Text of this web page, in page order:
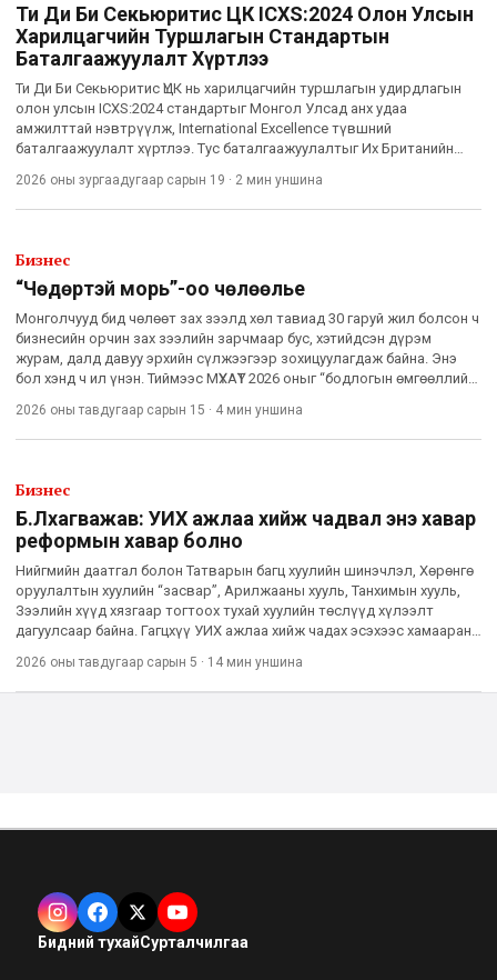
Ти Ди Би Секьюритис ҮЦК ICXS:2024 Олон Улсын
Харилцагчийн Туршлагын Стандартын
Баталгаажуулалт Хүртлээ
Ти Ди Би Секьюритис ҮЦК нь харилцагчийн туршлагын удирдлагын
олон улсын ICXS:2024 стандартыг Монгол Улсад анх удаа
амжилттай нэвтрүүлж, International Excellence түвшний
баталгаажуулалт хүртлээ. Тус баталгаажуулалтыг Их Британийн
бөгөөд энэ нь Монголын хөрөнгийн зах зээлд олон улсын
үйлчилгээний стандарт, харилцагч төвтэй засаглал, институтийн
2026 оны зургаадугаар сарын 19 · 2 мин уншина
Бизнес
“Чөдөртэй морь”-оо чөлөөлье
Монголчууд бид чөлөөт зах зээлд хөл тавиад 30 гаруй жил болсон ч
бизнесийн орчин зах зээлийн зарчмаар бус, хэтийдсэн дүрэм
журам, далд давуу эрхийн сүлжээгээр зохицуулагдаж байна. Энэ
бол хэнд ч ил үнэн. Тиймээс МҮХАҮТ 2026 оныг “бодлогын өмгөөллийн
2026 оны тавдугаар сарын 15 · 4 мин уншина
Бизнес
Б.Лхагважав: УИХ ажлаа хийж чадвал энэ хавар
реформын хавар болно
Нийгмийн даатгал болон Татварын багц хуулийн шинэчлэл, Хөрөнгө
оруулалтын хуулийн “засвар”, Арилжааны хууль, Танхимын хууль,
Зээлийн хүүд хязгаар тогтоох тухай хуулийн төслүүд хүлээлт
дагуулсаар байна. Гагцхүү УИХ ажлаа хийж чадах эсэхээс хамааран
2026 оны тавдугаар сарын 5 · 14 мин уншина
Бидний тухайСурталчилгаа